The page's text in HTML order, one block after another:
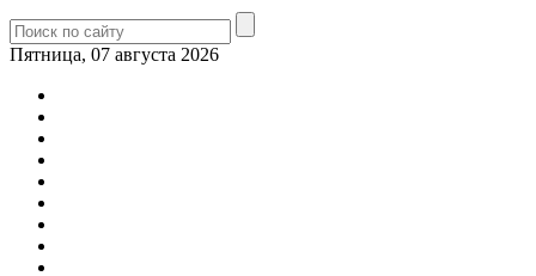
Пятница, 07 августа 2026